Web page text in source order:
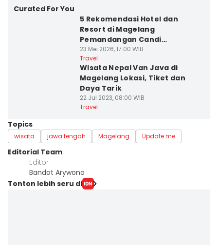
Curated For You
5 Rekomendasi Hotel dan
Resort di Magelang
Pemandangan Candi
Borobudur
23 Mei 2026, 17:00 WIB
Travel
Wisata Nepal Van Java di
Magelang Lokasi, Tiket dan
Daya Tarik
22 Jul 2023, 08:00 WIB
Travel
Topics
wisata jawa tengah Magelang Update me
Editorial Team
Editor
Bandot Arywono
Tonton lebih seru di